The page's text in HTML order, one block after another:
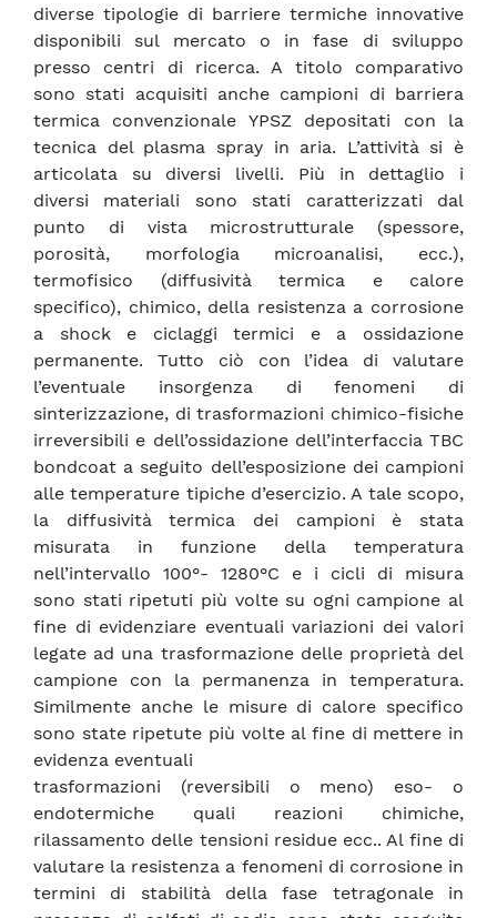
diverse tipologie di barriere termiche innovative
disponibili sul mercato o in fase di sviluppo
presso centri di ricerca. A titolo comparativo
sono stati acquisiti anche campioni di barriera
termica convenzionale YPSZ depositati con la
tecnica del plasma spray in aria. L’attività si è
articolata su diversi livelli. Più in dettaglio i
diversi materiali sono stati caratterizzati dal
punto di vista microstrutturale (spessore,
porosità, morfologia microanalisi, ecc.),
termofisico (diffusività termica e calore
specifico), chimico, della resistenza a corrosione
a shock e ciclaggi termici e a ossidazione
permanente. Tutto ciò con l’idea di valutare
l’eventuale insorgenza di fenomeni di
sinterizzazione, di trasformazioni chimico-fisiche
irreversibili e dell’ossidazione dell’interfaccia TBC
bondcoat a seguito dell’esposizione dei campioni
alle temperature tipiche d’esercizio. A tale scopo,
la diffusività termica dei campioni è stata
misurata in funzione della temperatura
nell’intervallo 100°- 1280°C e i cicli di misura
sono stati ripetuti più volte su ogni campione al
fine di evidenziare eventuali variazioni dei valori
legate ad una trasformazione delle proprietà del
campione con la permanenza in temperatura.
Similmente anche le misure di calore specifico
sono state ripetute più volte al fine di mettere in
evidenza eventuali
trasformazioni (reversibili o meno) eso- o
endotermiche quali reazioni chimiche,
rilassamento delle tensioni residue ecc.. Al fine di
valutare la resistenza a fenomeni di corrosione in
termini di stabilità della fase tetragonale in